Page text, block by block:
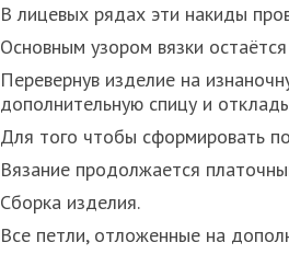
В лицевых рядах эти накиды
Основным узором вязки
Перевернув изделие на
дополнительную спицу и
Для того чтобы сформировать
Вязание продолжается
Сборка изделия.
Все петли, отложенные на